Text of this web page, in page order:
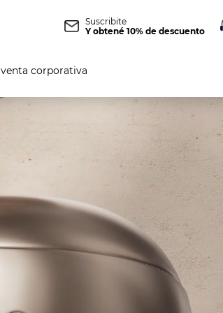
Suscribite
Y obtené 10% de descuento
venta corporativa